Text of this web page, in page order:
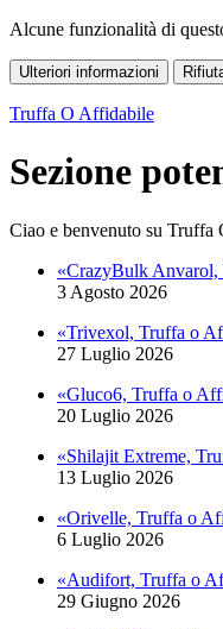
Alcune funzionalità di
Ulteriori informazioni
Truffa O Affidabile
Sezione
Ciao e benvenuto su
«CrazyBulk
3 Agosto 2026
«Trivexol, Truffa o
27 Luglio 2026
«Gluco6, Truffa o
20 Luglio 2026
«Shilajit Extreme,
13 Luglio 2026
«Orivelle, Truffa o
6 Luglio 2026
«Audifort, Truffa o
29 Giugno 2026